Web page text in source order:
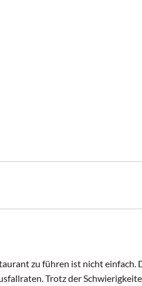
zu führen ist nicht
Trotz der